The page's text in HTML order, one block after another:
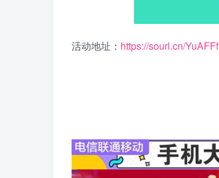
活动地址： https://sourl.cn/YuAFFf